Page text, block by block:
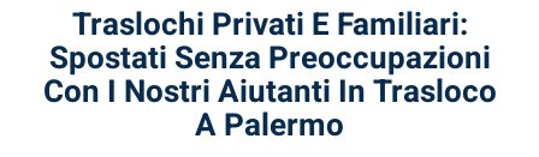
Traslochi Privati ​​e Familiari:
Spostati Senza Preoccupazioni
Con I Nostri Aiutanti In Trasloco
A Palermo